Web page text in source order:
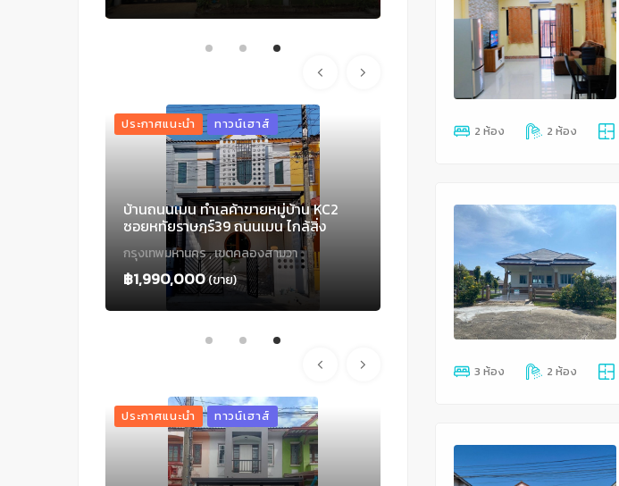
ประกาศแนะนำ ทาวน์เฮาส์
บ้านถนนเมน ทำเลค้าขายหมู่บ้าน KC2
ซอยหทัยราษฎร์39 ถนนเมน ไกล้สิ่ง
อำนวยความสะดวก เงินเดือนน้อยก็ผ่อน
ได้
กรุงเทพมหานคร , เขตคลองสามวา
฿1,990,000(ขาย)
ประกาศแนะนำ ทาวน์เฮาส์
2 ห้อง 2 ห้อง
3 ห้อง 2 ห้อง